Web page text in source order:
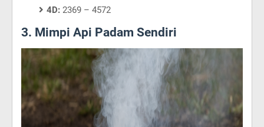
4D: 2369 – 4572
3. Mimpi Api Padam Sendiri